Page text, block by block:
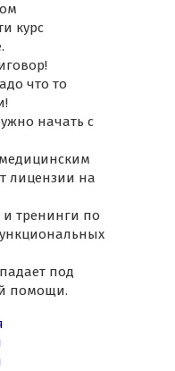
курс
что то
начать с
лицензии на
тренинги по
под
помощи.